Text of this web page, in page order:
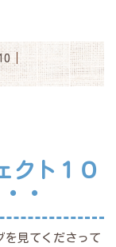
クト１０
・
見てくださって